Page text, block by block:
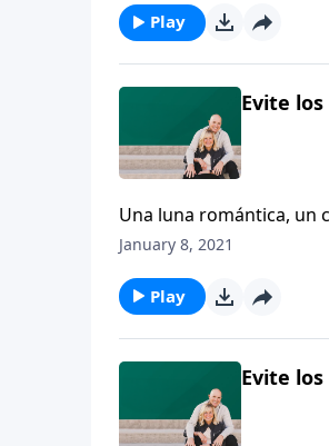
Play
Evite
Una luna romántica, un
¡No responda tan
January 8, 2021
Play
Evite